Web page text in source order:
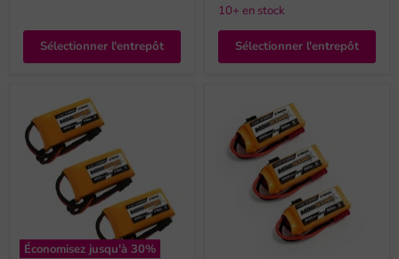
Sélectionner l'entrepôt
10+ en stock
Sélectionner l'entrepôt
Économisez jusqu'à 30%